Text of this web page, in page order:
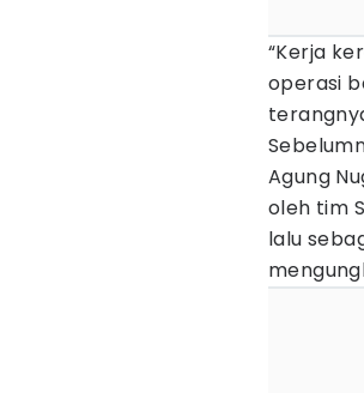
“Kerja
operasi
Agung
oleh tim
lalu